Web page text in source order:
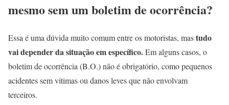
mesmo sem um boletim de ocorrência?
Essa é uma dúvida muito comum entre os motoristas, mastudo
vai depender da situação em específico.Em alguns casos, o
boletim de ocorrência (B.O.) não é obrigatório, como pequenos
acidentes sem vítimas ou danos leves que não envolvam
terceiros.